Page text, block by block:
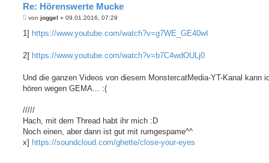
Re: Hörenswerte Mucke
B
t
a
g
von joggel » 09.01.2016, 07:29
1] https://www.youtube.com/watch?v=g7WE_GE40wI
2] https://www.youtube.com/watch?v=b7C4wdOULj0
Und die ganzen Videos von diesem MonstercatMedia-YT-Kanal kann
hören wegen GEMA... :(
/////
Hach, mit dem Thread habt ihr mich :D
Noch einen, aber dann ist gut mit rumgespame^^
x] https://soundcloud.com/ghette/close-your-eyes